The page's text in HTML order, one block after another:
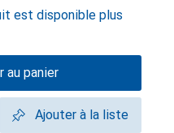
est disponible plus
au panier
Ajouter à la liste